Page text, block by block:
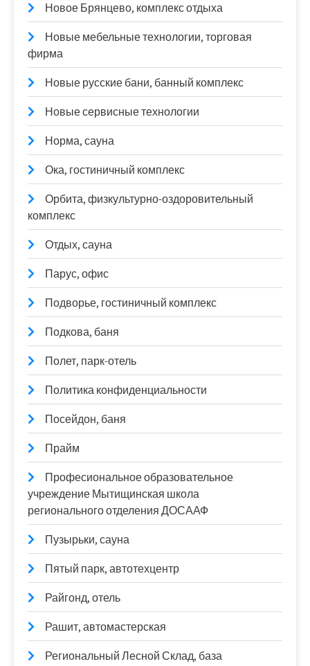
Новое Брянцево, комплекс отдыха
Новые мебельные технологии, торговая
фирма
Новые русские бани, банный комплекс
Новые сервисные технологии
Норма, сауна
Ока, гостиничный комплекс
Орбита, физкультурно-оздоровительный
комплекс
Отдых, сауна
Парус, офис
Подворье, гостиничный комплекс
Подкова, баня
Полет, парк-отель
Политика конфиденциальности
Посейдон, баня
Прайм
Професиональное образовательное
учреждение Мытищинская школа
регионального отделения ДОСААФ
Пузырьки, сауна
Пятый парк, автотехцентр
Райгонд, отель
Рашит, автомастерская
Региональный Лесной Склад, база